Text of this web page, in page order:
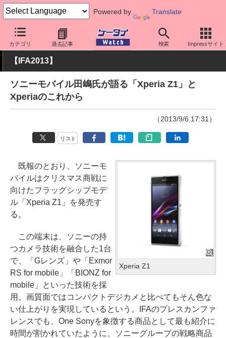
Powered by Translate
カテゴリ 過去記事 検索 Impressサイト
ケータイ Watch イベント IFA 2013
【IFA2013】
ソニーモバイル田嶋氏が語る「Xperia Z1」と
Xperiaのこれから
（2013/9/6 17:31）
リスト
Xperia Z1
既報のとおり、ソニーモ
バイルはクリスマス商戦に
向けたフラッグシップモデ
ル「Xperia Z1」を発売す
る。
この端末は、ソニーの持
つカメラ技術を融合した1台
で、「Gレンズ」や「Exmor
RS for mobile」「BIONZ for
mobile」といった技術を採
用。画質面ではコンパクトデジカメと比べてもそん色な
い仕上がりを実現しているという。IFAのプレスカンファ
レンスでも、One Sonyを象徴する商品として最も紹介に
時間が割かれていたように、ソニーグループの戦略商品